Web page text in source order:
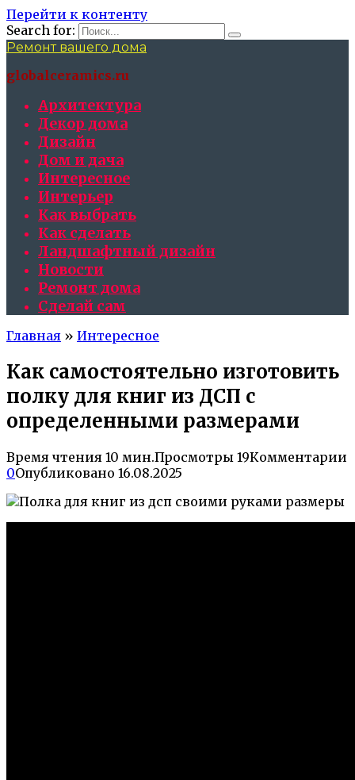
Перейти к контенту
Search for:
Ремонт вашего дома
globalceramics.ru
Архитектура
Декор дома
Дизайн
Дом и дача
Интересное
Интерьер
Как выбрать
Как сделать
Ландшафтный дизайн
Новости
Ремонт дома
Сделай сам
Главная » Интересное
Как самостоятельно изготовить
полку для книг из ДСП с
определенными размерами
Время чтения 10 мин.Просмотры 19Комментарии
0Опубликовано 16.08.2025